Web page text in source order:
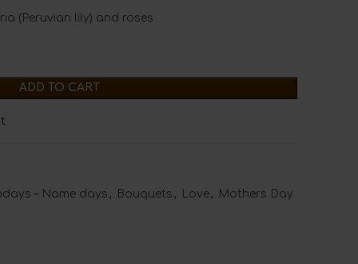
(Peruvian lily) and roses
ADD TO CART
– Name days, Bouquets , Love,
Mothers Day